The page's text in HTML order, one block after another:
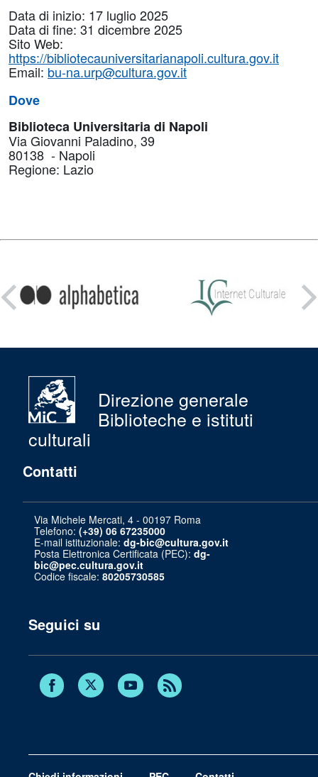
Data di inizio: 17 luglio 2025
Data di fine: 31 dicembre 2025
Sito Web:
https://bibliotecauniversitarianapoli.cultura.gov.it
Email: bu-na.urp@cultura.gov.it
Dove
Biblioteca Universitaria di Napoli
Via Giovanni Paladino, 39
80138 - Napoli
Regione: Lazio
su:
Direzione generale
Biblioteche e istituti
culturali
Contatti
Via Michele Mercati, 4 - 00197 Roma
Telefono: (+39) 06 67235000
E-mail istituzionale: dg-bic@cultura.gov.it
Posta Elettronica Certificata (PEC): dg-
bic@pec.cultura.gov.it
Codice fiscale: 80205730585
Seguici su
Facebook Twitter Youtube